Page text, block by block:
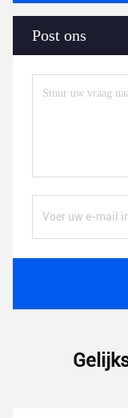
Post ons